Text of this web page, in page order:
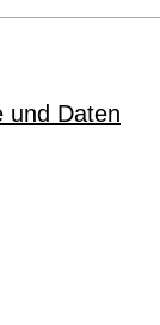
und Daten